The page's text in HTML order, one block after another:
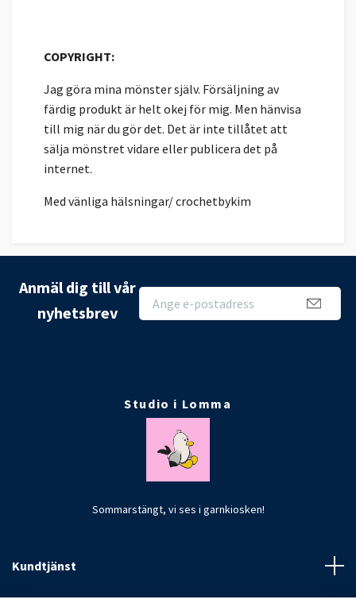
COPYRIGHT:
Jag göra mina mönster själv. Försäljning av
färdig produkt är helt okej för mig. Men hänvisa
till mig när du gör det. Det är inte tillåtet att
sälja mönstret vidare eller publicera det på
internet.
Med vänliga hälsningar/ crochetbykim
Anmäl dig till vår
nyhetsbrev
Studio i Lomma
Sommarstängt, vi ses i garnkiosken!
Kundtjänst